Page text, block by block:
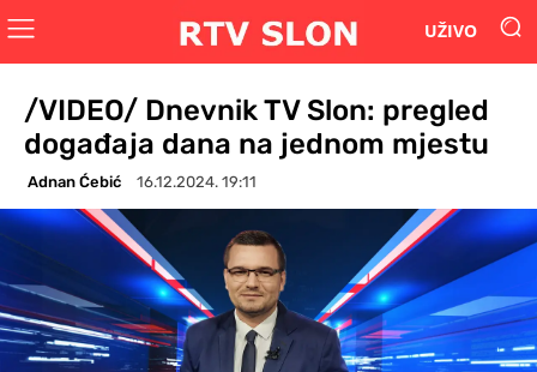
UŽIVO
/VIDEO/ Dnevnik TV Slon: pregled
događaja dana na jednom mjestu
Adnan Ćebić 16.12.2024. 19:11